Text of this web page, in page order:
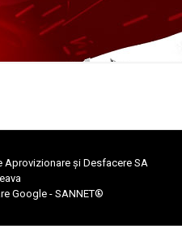
Aprovizionare și Desfacere SA
Google - SANNET®